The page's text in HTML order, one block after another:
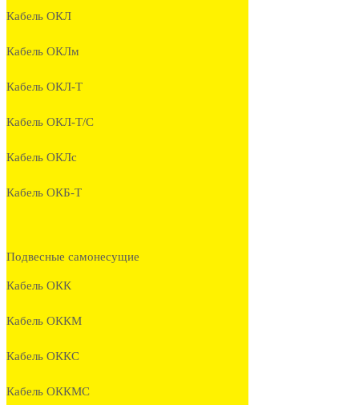
Кабель ОКЛ
Кабель ОКЛм
Кабель ОКЛ-Т
Кабель ОКЛ-Т/С
Кабель ОКЛc
Кабель ОКБ-Т
Подвесные самонесущие
Кабель ОКК
Кабель ОККМ
Кабель ОККС
Кабель ОККМС